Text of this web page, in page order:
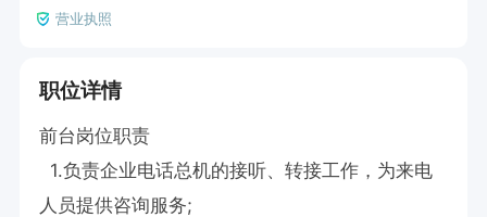
营业执照
职位详情
前台岗位职责
1.负责企业电话总机的接听、转接工作，为来电
人员提供咨询服务;